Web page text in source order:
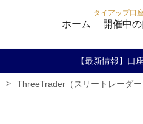
ホーム
タイアップ口
開催中
【最新情報】口
> ThreeTrader（スリートレーダー